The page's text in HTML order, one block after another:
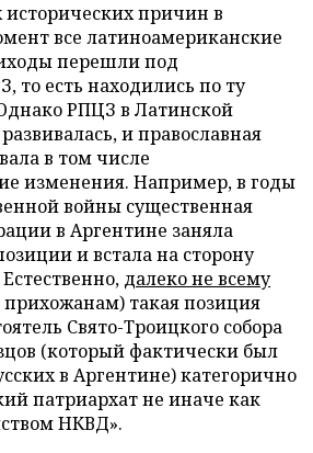
причин в
все латиноамериканские
перешли под
есть находились по ту
РПЦЗ в Латинской
и православная
в том числе
изменения. Например, в годы
войны существенная
в Аргентине заняла
и встала на сторону
далеко не всему
прихожанам) такая позиция
Свято-Троицкого собора
(который фактически был
в Аргентине) категорично
патриархат не иначе как
НКВД».